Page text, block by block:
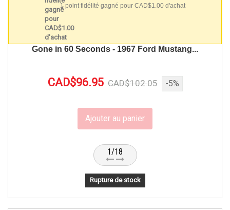
1 point fidélité gagné pour CAD$1.00 d'achat
Gone in 60 Seconds - 1967 Ford Mustang...
CAD$96.95 CAD$102.05 -5%
Ajouter au panier
1/18
Rupture de stock